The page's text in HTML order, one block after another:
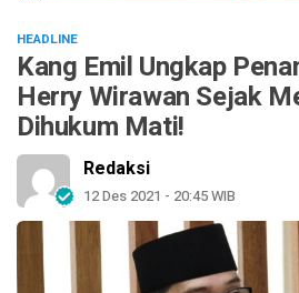
HEADLINE
Kang Emil Ungkap
Herry Wirawan Sejak
Dihukum Mati!
Redaksi
12 Des 2021 - 20:45 WIB